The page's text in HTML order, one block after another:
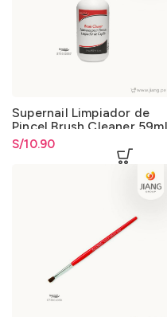
Supernail Limpiador de
Pincel Brush Cleaner 59ml
2oz.
S/10.90